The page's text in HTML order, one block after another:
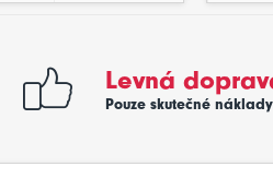
Levná
Pouze skutečné náklady